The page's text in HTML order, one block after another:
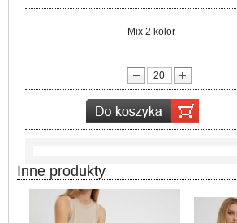
Mix 2 kolor
Inne produkty